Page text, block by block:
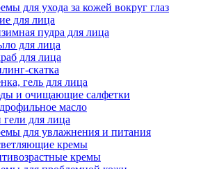
для ухода за кожей вокруг глаз
для лица
пудра для лица
для лица
для лица
скатка
гель для лица
и очищающие салфетки
масло
для лица
для увлажнения и питания
кремы
кремы